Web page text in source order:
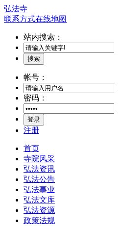
弘法寺
联系方式在线地图
站内搜索：
搜索
帐号：
密码：
登录
注册
首页
寺院风采
弘法资讯
弘法公告
弘法事业
弘法文库
弘法资源
政策法规